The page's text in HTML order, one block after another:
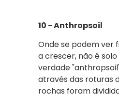
10 - Anthropsoil
Onde se podem ver
a crescer, não é solo
verdade
através das roturas
rochas foram